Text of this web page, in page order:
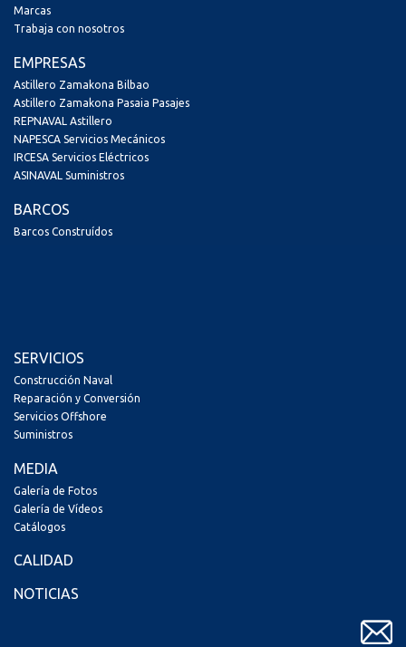
Marcas
Trabaja con nosotros
EMPRESAS
Astillero Zamakona Bilbao
Astillero Zamakona Pasaia Pasajes
REPNAVAL Astillero
NAPESCA Servicios Mecánicos
IRCESA Servicios Eléctricos
ASINAVAL Suministros
BARCOS
Barcos Construídos
SERVICIOS
Construcción Naval
Reparación y Conversión
Servicios Offshore
Suministros
MEDIA
Galería de Fotos
Galería de Vídeos
Catálogos
CALIDAD
NOTICIAS